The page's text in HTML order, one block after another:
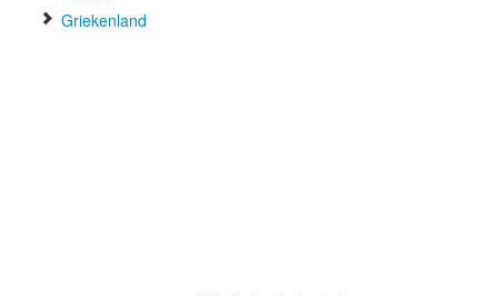
Griekenland